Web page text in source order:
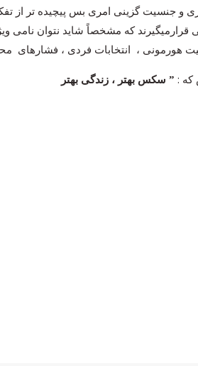
و جنسیت گزینی امری بس پیچیده تر از
قرارمیگیرند که مشخصاً شاید نتوان
که :